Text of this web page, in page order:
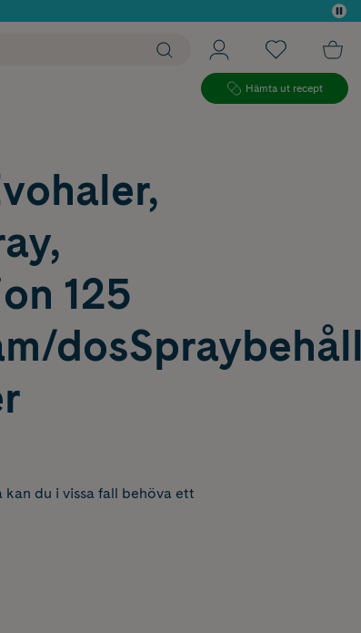
Hämta ut recept
125
du i vissa fall behöva ett